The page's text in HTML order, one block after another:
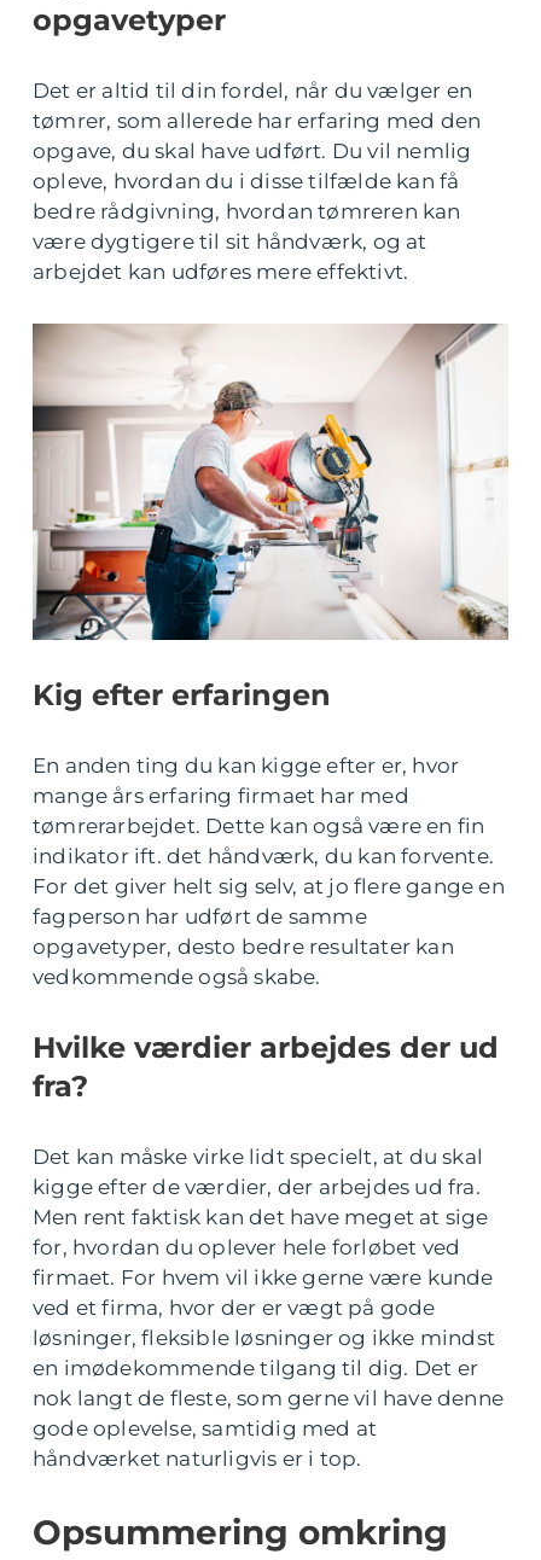
opgavetyper
Det er altid til din fordel, når du vælger en
tømrer, som allerede har erfaring med den
opgave, du skal have udført. Du vil nemlig
opleve, hvordan du i disse tilfælde kan få
bedre rådgivning, hvordan tømreren kan
være dygtigere til sit håndværk, og at
arbejdet kan udføres mere effektivt.
Kig efter erfaringen
En anden ting du kan kigge efter er, hvor
mange års erfaring firmaet har med
tømrerarbejdet. Dette kan også være en fin
indikator ift. det håndværk, du kan forvente.
For det giver helt sig selv, at jo flere gange en
fagperson har udført de samme
opgavetyper, desto bedre resultater kan
vedkommende også skabe.
Hvilke værdier arbejdes der ud
fra?
Det kan måske virke lidt specielt, at du skal
kigge efter de værdier, der arbejdes ud fra.
Men rent faktisk kan det have meget at sige
for, hvordan du oplever hele forløbet ved
firmaet. For hvem vil ikke gerne være kunde
ved et firma, hvor der er vægt på gode
løsninger, fleksible løsninger og ikke mindst
en imødekommende tilgang til dig. Det er
nok langt de fleste, som gerne vil have denne
gode oplevelse, samtidig med at
håndværket naturligvis er i top.
Opsummering omkring